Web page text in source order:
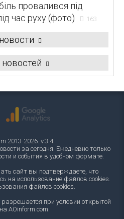
провалився під
час руху (фото)
163
2013-2026. v.3.4
за сегодня. Ежедневно только
и события в удобном формате.
сайт вы подтверждаете, что
на использование файлов cookies.
файлов cookies.
при условии открытой
AOinform.com.